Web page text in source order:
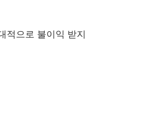
적으로 불이익 받지